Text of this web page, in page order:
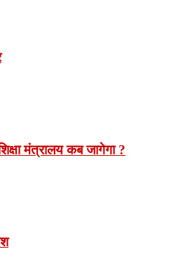
मंत्रालय कब जागेगा ?